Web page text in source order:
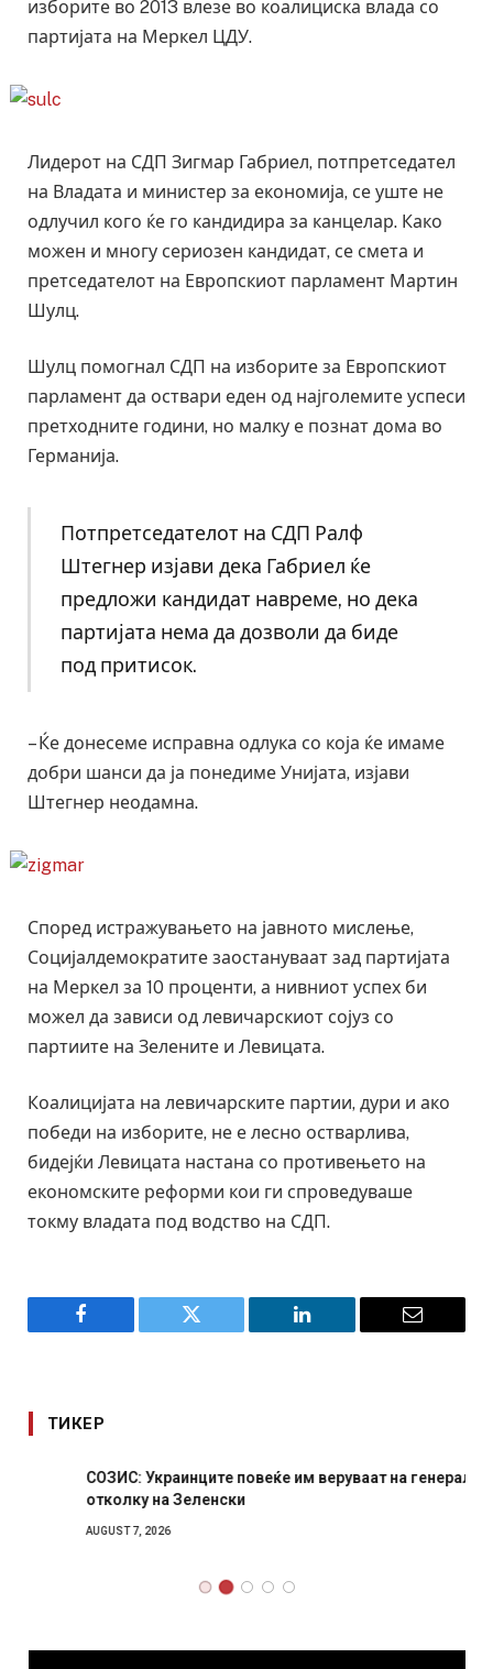
изборите во 2013 влезе во коалициска влада со
партијата на Меркел ЦДУ.
Лидерот на СДП Зигмар Габриел, потпретседател
на Владата и министер за економија, се уште не
одлучил кого ќе го кандидира за канцелар. Како
можен и многу сериозен кандидат, се смета и
претседателот на Европскиот парламент Мартин
Шулц.
Шулц помогнал СДП на изборите за Европскиот
парламент да оствари еден од најголемите успеси
претходните години, но малку е познат дома во
Германија.
Потпретседателот на СДП Ралф
Штегнер изјави дека Габриел ќе
предложи кандидат навреме, но дека
партијата нема да дозволи да биде
под притисок.
– Ќе донесеме исправна одлука со која ќе имаме
добри шанси да ја понедиме Унијата, изјави
Штегнер неодамна.
Според истражувањето на јавното мислење,
Социјалдемократите заостануваат зад партијата
на Меркел за 10 проценти, а нивниот успех би
можел да зависи од левичарскиот сојуз со
партиите на Зелените и Левицата.
Коалицијата на левичарските партии, дури и ако
победи на изборите, не е лесно остварлива,
бидејќи Левицата настана со противењето на
економските реформи кои ги спроведуваше
токму владата под водство на СДП.
Facebook Twitter LinkedIn Email
ТИКЕР
СОЗИС: Украинците повеќе им веруваат на генералите
отколку на Зеленски
AUGUST 7, 2026